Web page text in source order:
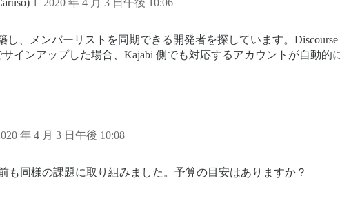
2020 年 4 月 3 日午後 10:06
1
し、メンバーリストを同期できる開発者を探しています。
サインアップした場合、Kajabi 側でも対応するアカウントが自動的
年 4 月 3 日午後 10:08
も同様の課題に取り組みました。予算の目安はありますか？